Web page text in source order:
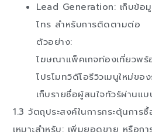
Lead Generation: เก็บข้อ
โทร สำหรับการติดตามต่อ
ตัวอย่าง:
โฆษณาแพ็คเกจท่องเที่ยวพ
โปรโมทวิดีโอรีวิวเมนูใหม่ขอ
เก็บรายชื่อผู้สนใจทัวร์ผ่านแ
1.3 วัตถุประสงค์ในการกระตุ้นการ
เหมาะสำหรับ: เพิ่มยอดขาย หรือก